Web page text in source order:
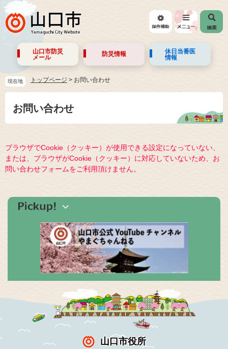
山口市防災
メール
防災情報
休日当番医
情報
現在地 トップページ > お問い合わせ
お問い合わせ
ブラウザでCookie（クッキー）が使用できる設定になっていない、
または、ブラウザがCookie（クッキー）に対応していないため、お
問い合わせフォームをご利用頂けません。
山口市役所